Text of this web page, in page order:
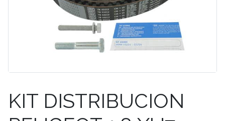
KIT DISTRIBUCION